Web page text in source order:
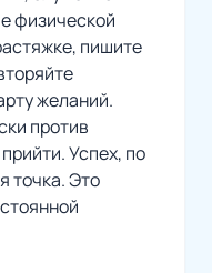
физической
пишите
желаний.
против
Успех, по
точка. Это